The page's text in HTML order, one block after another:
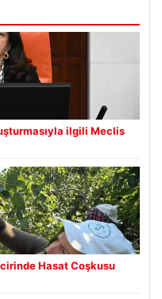
ilgili Meclis
Hasat Coşkusu